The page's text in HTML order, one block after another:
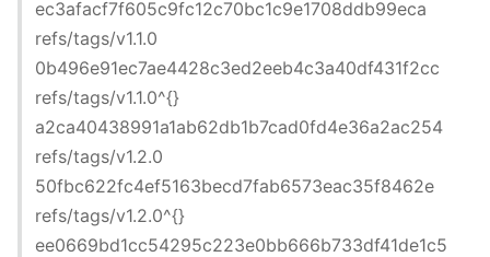
ec3afacf7f605c9fc12c70bc1c9e1708ddb99eca
refs/tags/v1.1.0
0b496e91ec7ae4428c3ed2eeb4c3a40df431f2cc
refs/tags/v1.1.0^{}
a2ca40438991a1ab62db1b7cad0fd4e36a2ac254
refs/tags/v1.2.0
50fbc622fc4ef5163becd7fab6573eac35f8462e
refs/tags/v1.2.0^{}
ee0669bd1cc54295c223e0bb666b733df41de1c5